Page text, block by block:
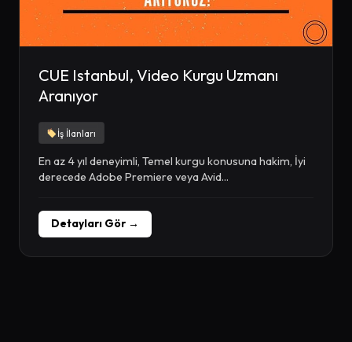
CUE Istanbul, Video Kurgu Uzmanı
Aranıyor
İş İlanları
En az 4 yıl deneyimli, Temel kurgu konusuna hakim, İyi
derecede Adobe Premiere veya Avid...
Detayları Gör →